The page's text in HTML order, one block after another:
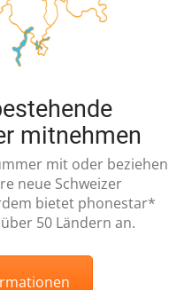
mitnehmen
mit oder beziehen
neue Schweizer
bietet phonestar*
50 Ländern an.